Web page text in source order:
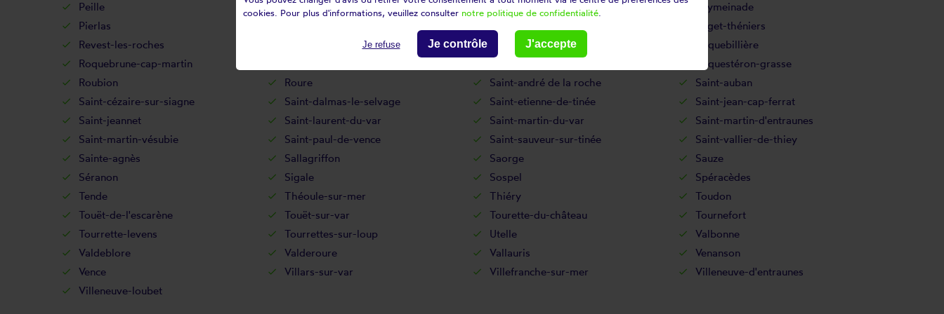
Peille
Peillon Péone
Peymeinade
Pierlas
Puget-théniers
Revest-les-roches
Rimplas
Roquebillière
Roquebrune-cap-martin
Roquestéron-grasse
Roubion
Roure Saint-andré de la roche
Saint-auban
Saint-cézaire-sur-siagne
Saint-dalmas-le-selvage Saint-etienne-de-tinée
Saint-jean-cap-ferrat
Saint-jeannet
Saint-laurent-du-var Saint-martin-du-var
Saint-martin-d'entraunes
Saint-martin-vésubie
Saint-paul-de-vence Saint-sauveur-sur-tinée
Saint-vallier-de-thiey
Sainte-agnès
Sallagriffon Saorge
Sauze
Séranon
Sigale Sospel
Spéracèdes
Tende
Théoule-sur-mer Thiéry
Toudon
Touët-de-l'escarène
Touët-sur-var Tourette-du-château
Tournefort
Tourrette-levens
Tourrettes-sur-loup Utelle
Valbonne
Valdeblore
Valderoure Vallauris
Venanson
Vence
Villars-sur-var Villefranche-sur-mer
Villeneuve-d'entraunes
Villeneuve-loubet
cookies. Pour plus d'informations, veuillez consulter notre politique de confidentialité
Je refuse Je contrôle J'accepte